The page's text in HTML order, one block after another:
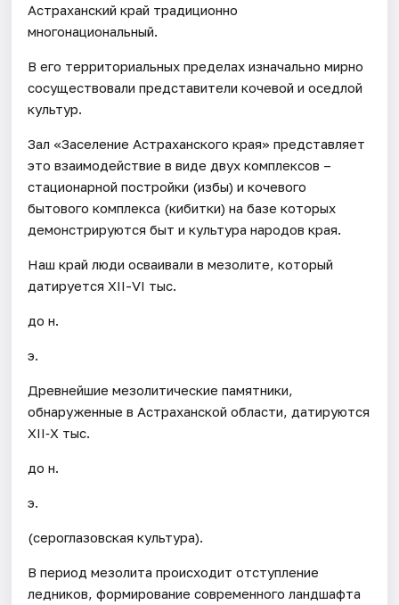
Астраханский край традиционно
многонациональный.
В его территориальных пределах изначально мирно
сосуществовали представители кочевой и оседлой
культур.
Зал «Заселение Астраханского края» представляет
это взаимодействие в виде двух комплексов –
стационарной постройки (избы) и кочевого
бытового комплекса (кибитки) на базе которых
демонстрируются быт и культура народов края.
Наш край люди осваивали в мезолите, который
датируется XII-VI тыс.
до н.
э.
Древнейшие мезолитические памятники,
обнаруженные в Астраханской области, датируются
XII‐X тыс.
до н.
э.
(сероглазовская культура).
В период мезолита происходит отступление
ледников, формирование современного ландшафта